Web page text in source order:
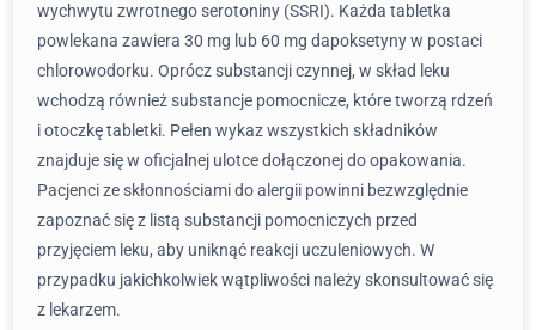
wychwytu zwrotnego serotoniny (SSRI). Każda tabletka
powlekana zawiera 30 mg lub 60 mg dapoksetyny w postaci
chlorowodorku. Oprócz substancji czynnej, w skład leku
wchodzą również substancje pomocnicze, które tworzą rdzeń
i otoczkę tabletki. Pełen wykaz wszystkich składników
znajduje się w oficjalnej ulotce dołączonej do opakowania.
Pacjenci ze skłonnościami do alergii powinni bezwzględnie
zapoznać się z listą substancji pomocniczych przed
przyjęciem leku, aby uniknąć reakcji uczuleniowych. W
przypadku jakichkolwiek wątpliwości należy skonsultować się
z lekarzem.